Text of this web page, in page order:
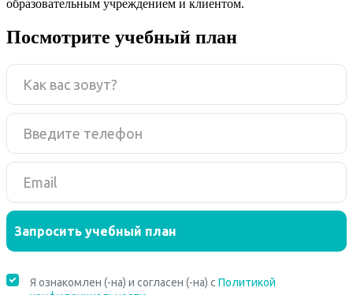
образовательным учреждением и клиентом.
Посмотрите учебный план